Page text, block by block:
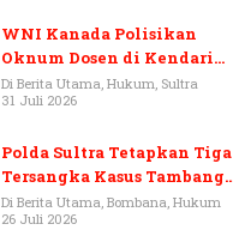
WNI Kanada Polisikan
Oknum Dosen di Kendari
Terkait Aset Puluhan Miliar
Di Berita Utama, Hukum, Sultra
31 Juli 2026
Polda Sultra Tetapkan Tiga
Tersangka Kasus Tambang
Emas Ilegal di Bombana
Di Berita Utama, Bombana, Hukum
26 Juli 2026